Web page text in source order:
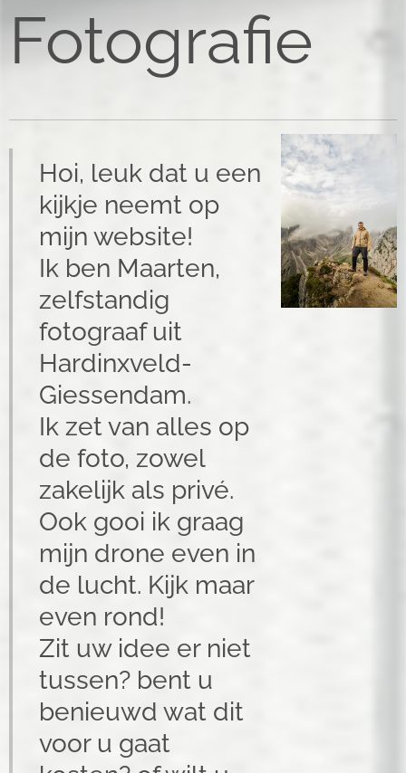
Fotografie
Hoi, leuk dat u een
kijkje neemt op
mijn website!
Ik ben Maarten,
zelfstandig
fotograaf uit
Hardinxveld-
Giessendam.
Ik zet van alles op
de foto, zowel
zakelijk als privé.
Ook gooi ik graag
mijn drone even in
de lucht. Kijk maar
even rond!
Zit uw idee er niet
tussen? bent u
benieuwd wat dit
voor u gaat